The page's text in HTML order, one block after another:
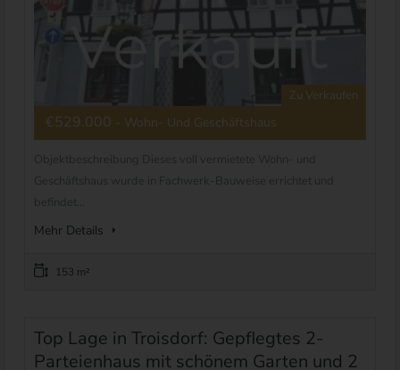
Zu Verkaufen
€529.000 - Wohn- Und Geschäftshaus
Mehr Details
153 m²
Top Lage in Troisdorf: Gepflegtes 2-
Parteienhaus mit schönem Garten und 2